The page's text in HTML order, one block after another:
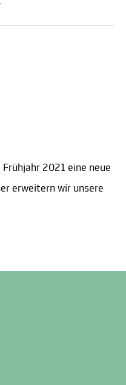
2021 eine neue
erweitern wir unsere